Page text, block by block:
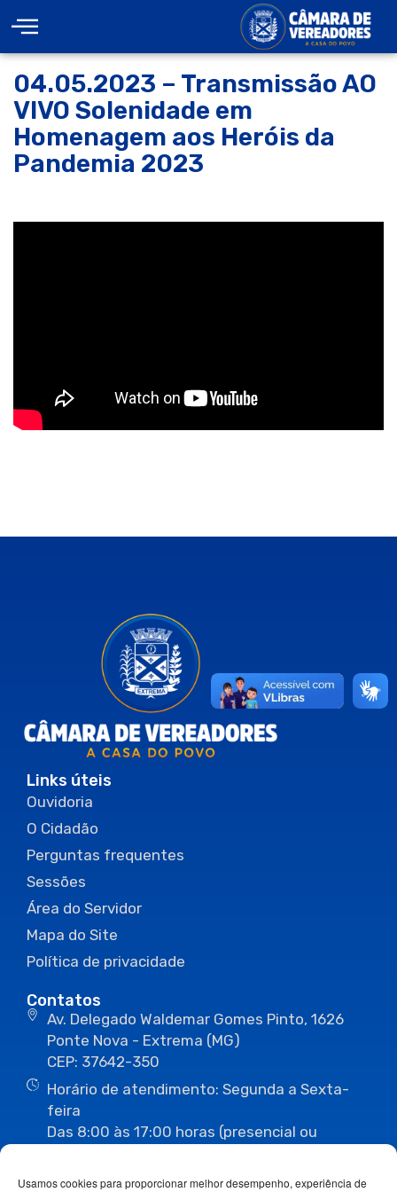
Usamos cookies para proporcionar melhor desempenho, experiência de
04.05.2023 – Transmissão AO
VIVO Solenidade em
Homenagem aos Heróis da
Pandemia 2023
Links úteis
Ouvidoria
O Cidadão
Perguntas frequentes
Sessões
Área do Servidor
Mapa do Site
Política de privacidade
Contatos
Av. Delegado Waldemar Gomes Pinto, 1626
Ponte Nova - Extrema (MG)
CEP: 37642-350
Horário de atendimento: Segunda a Sexta-
feira
Das 8:00 às 17:00 horas (presencial ou
(35) 3435-1112 (35) 3435-3063